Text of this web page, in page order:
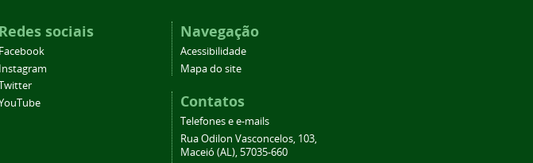
Redes sociais
Facebook
Instagram
Navegação
Acessibilidade
Mapa do site
Contatos
Telefones e e-mails
Rua Odilon Vasconcelos, 103,
Maceió (AL), 57035-660